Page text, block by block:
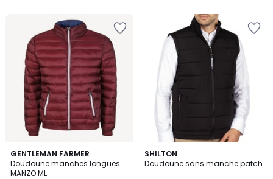
GENTLEMAN FARMER
Doudoune manches longues
MANZO ML
3
Couleurs
SHILTON
Doudoune sans manche patch
5
Couleurs